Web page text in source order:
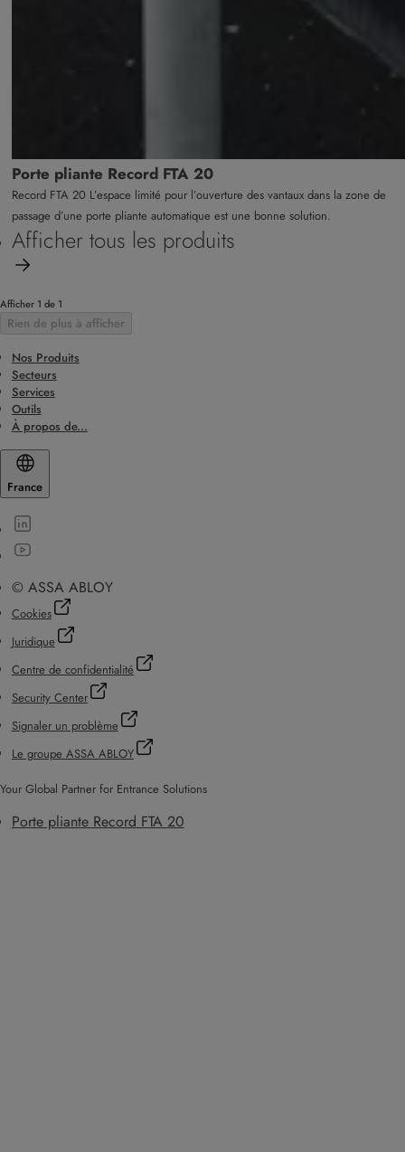
Porte pliante Record FTA 20
Record FTA 20 L’espace limité pour l’ouverture des vantaux dans la zone de
passage d’une porte pliante automatique est une bonne solution.
Afficher tous les produits
Afficher 1 de 1
Rien de plus à afficher
Nos Produits
Secteurs
Services
Outils
À propos de...
France
© ASSA ABLOY
Cookies
Juridique
Centre de confidentialité
Security Center
Signaler un problème
Le groupe ASSA ABLOY
Your Global Partner for Entrance Solutions
Porte pliante Record FTA 20